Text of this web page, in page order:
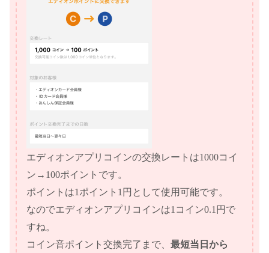
エディオンアプリコインの交換レートは1000コイ
ン→100ポイントです。
ポイントは1ポイント1円として使用可能です。
なのでエディオンアプリコインは1コイン0.1円で
すね。
コイン音ポイント交換完了まで、 最短当日から